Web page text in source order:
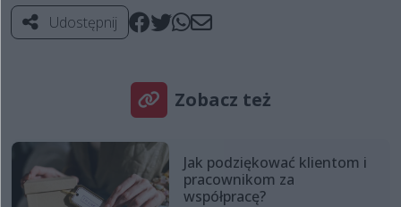
Udostępnij
Zobacz też
Jak podziękować klientom i
pracownikom za
współpracę?